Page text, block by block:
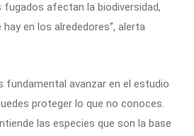
afectan la biodiversidad,
en los alrededores”, alerta
fundamental avanzar en el estudio
proteger lo que no conoces.
las especies que son la base